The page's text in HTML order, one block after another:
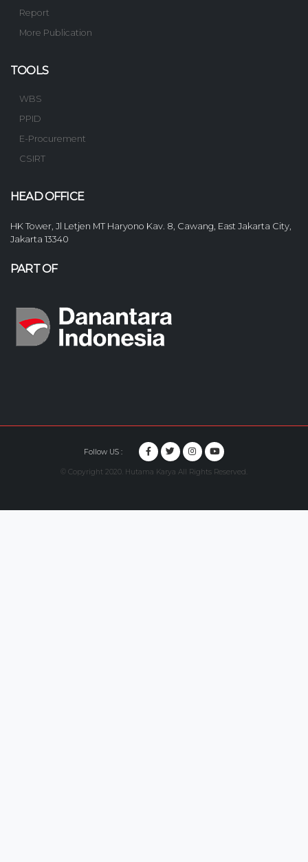
Report
More Publication
TOOLS
WBS
PPID
E-Procurement
CSIRT
HEAD OFFICE
HK Tower, Jl Letjen MT Haryono Kav. 8, Cawang, East Jakarta City,
Jakarta 13340
PART OF
Follow US :
© Copyright 2020. Hutama Karya All Rights Reserved.